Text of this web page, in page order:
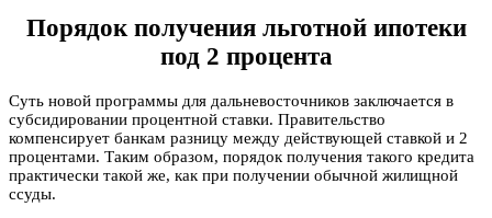
Порядок получения льготной ипотеки
под 2 процента
Суть новой программы для дальневосточников заключается в
субсидировании процентной ставки. Правительство
компенсирует банкам разницу между действующей ставкой и 2
процентами. Таким образом, порядок получения такого кредита
практически такой же, как при получении обычной жилищной
ссуды.